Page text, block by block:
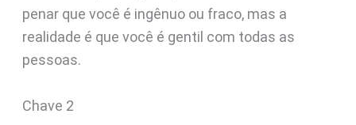
penar que você é ingênuo ou fraco, mas a
realidade é que você é gentil com todas as
pessoas.
Chave 2